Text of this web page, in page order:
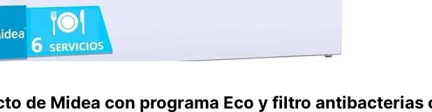
de Midea con programa Eco y filtro antibacterias